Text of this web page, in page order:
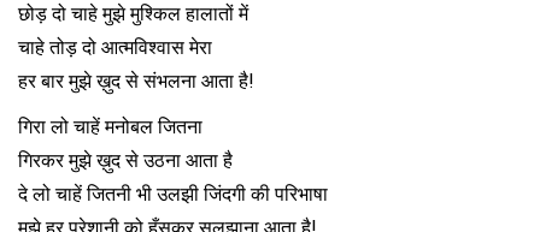
छोड़ दो चाहे मुझे मुश्किल हालातों में
चाहे तोड़ दो आत्मविश्वास मेरा
हर बार मुझे ख़ुद से संभलना आता है!
गिरा लो चाहें मनोबल जितना
गिरकर मुझे ख़ुद से उठना आता है
दे लो चाहें जितनी भी उलझी जिंदगी की परिभाषा